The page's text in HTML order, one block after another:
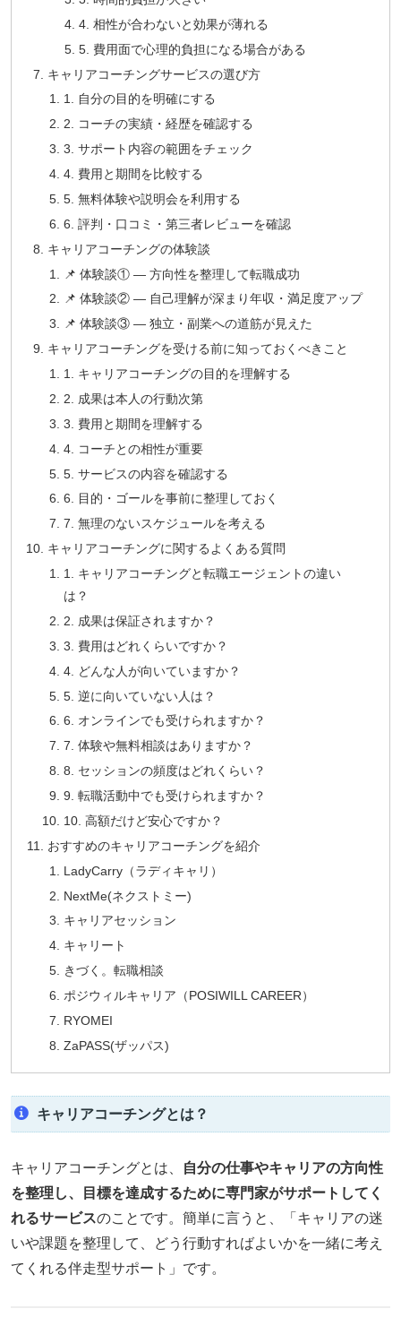
4. 相性が合わないと効果が薄れる
5. 費用面で心理的負担になる場合がある
キャリアコーチングサービスの選び方
1. 自分の目的を明確にする
2. コーチの実績・経歴を確認する
3. サポート内容の範囲をチェック
4. 費用と期間を比較する
5. 無料体験や説明会を利用する
6. 評判・口コミ・第三者レビューを確認
キャリアコーチングの体験談
📌 体験談① — 方向性を整理して転職成功
📌 体験談② — 自己理解が深まり年収・満足度アップ
📌 体験談③ — 独立・副業への道筋が見えた
キャリアコーチングを受ける前に知っておくべきこと
1. キャリアコーチングの目的を理解する
2. 成果は本人の行動次第
3. 費用と期間を理解する
4. コーチとの相性が重要
5. サービスの内容を確認する
6. 目的・ゴールを事前に整理しておく
7. 無理のないスケジュールを考える
キャリアコーチングに関するよくある質問
1. キャリアコーチングと転職エージェントの違い
は？
2. 成果は保証されますか？
3. 費用はどれくらいですか？
4. どんな人が向いていますか？
5. 逆に向いていない人は？
6. オンラインでも受けられますか？
7. 体験や無料相談はありますか？
8. セッションの頻度はどれくらい？
9. 転職活動中でも受けられますか？
10. 高額だけど安心ですか？
おすすめのキャリアコーチングを紹介
LadyCarry（ラディキャリ）
NextMe(ネクストミー)
キャリアセッション
キャリート
きづく。転職相談
ポジウィルキャリア（POSIWILL CAREER）
RYOMEI
ZaPASS(ザッパス)
キャリアコーチングとは？
キャリアコーチングとは、
自分の仕事やキャリアの方向性
を整理し、目標を達成するために専門家がサポートしてく
れるサービスのことです。簡単に言うと、「キャリアの迷
いや課題を整理して、どう行動すればよいかを一緒に考え
てくれる伴走型サポート」です。